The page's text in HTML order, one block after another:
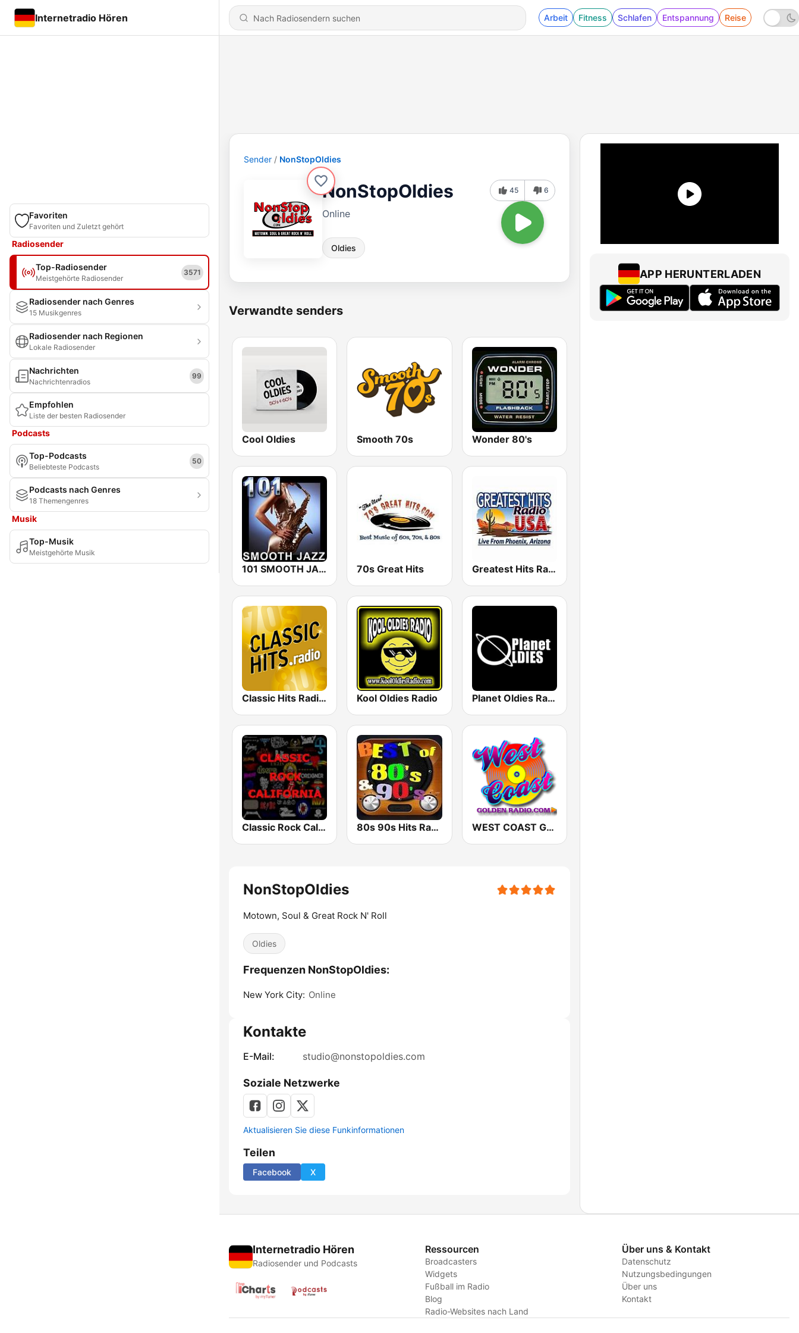
Internetradio Hören Arbeit Fitness Schlafen Entspannung Reise
Favoriten
Favoriten und Zuletzt gehört
Radiosender
Top-Radiosender
Meistgehörte Radiosender
3571
Radiosender nach Genres
15 Musikgenres
Radiosender nach Regionen
Lokale Radiosender
Nachrichten
Nachrichtenradios
99
Empfohlen
Liste der besten Radiosender
Podcasts
Top-Podcasts
Beliebteste Podcasts
50
Podcasts nach Genres
18 Themengenres
Musik
Top-Musik
Meistgehörte Musik
Sender NonStopOldies
NonStopOldies
Online
Oldies
45 6
Verwandte senders
Cool Oldies Smooth 70s Wonder 80's
101 SMOOTH JAZZ 70s Great Hits Greatest Hits Radio USA
Classic Hits Radio - USA Kool Oldies Radio Planet Oldies Radio
Classic Rock California 80s 90s Hits Radio WEST COAST Golden Radio
NonStopOldies
Motown, Soul & Great Rock N' Roll
Oldies
Frequenzen NonStopOldies:
New York City: Online
Kontakte
E-Mail: studio@nonstopoldies.com
Soziale Netzwerke
Aktualisieren Sie diese Funkinformationen
Teilen
Facebook X
APP HERUNTERLADEN
Internetradio Hören
Radiosender und Podcasts
Ressourcen
Broadcasters
Widgets
Fußball im Radio
Blog
Radio-Websites nach Land
Über uns & Kontakt
Datenschutz
Nutzungsbedingungen
Über uns
Kontakt